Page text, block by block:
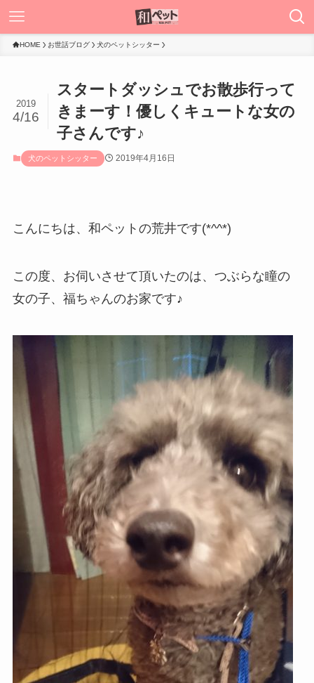
HOME お世話ブログ 犬のペットシッター
スタートダッシュでお散歩行って
きまーす！優しくキュートな女の
子さんです♪
2019
4/16
犬のペットシッター 2019年4月16日
こんにちは、和ペットの荒井です(*^^*)
この度、お伺いさせて頂いたのは、つぶらな瞳の
女の子、福ちゃんのお家です♪